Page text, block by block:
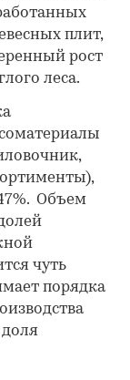
плит,
рост
леса.
Объем
чуть
порядка
доля